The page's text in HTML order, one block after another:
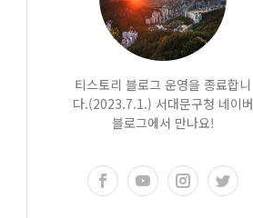
티스토리 블로그 운영을 종료합니
다.(2023.7.1.) 서대문구청 네이버
블로그에서 만나요!